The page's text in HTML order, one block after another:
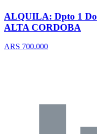
ALQUILA: Dpto 1
ALTA CORDOBA
ARS 700.000